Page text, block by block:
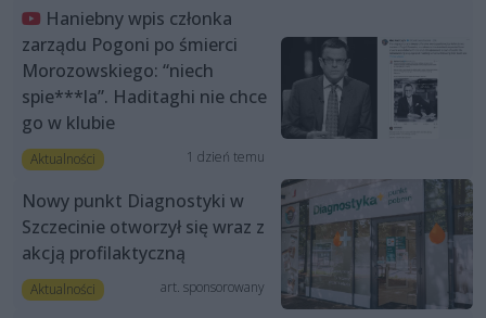
Haniebny wpis członka
zarządu Pogoni po śmierci
Morozowskiego: “niech
spie***la”. Haditaghi nie chce
go w klubie
Aktualności 1 dzień temu
Nowy punkt Diagnostyki w
Szczecinie otworzył się wraz z
akcją profilaktyczną
Aktualności art. sponsorowany